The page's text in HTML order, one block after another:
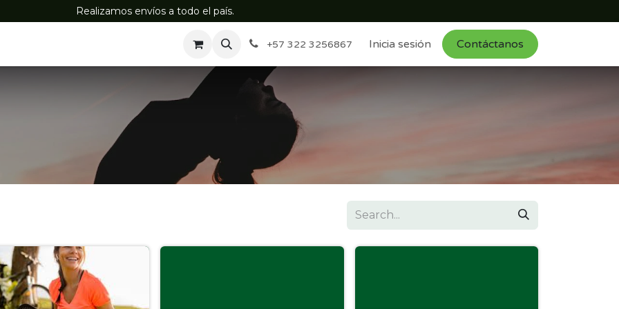
Realizamos envíos a todo el país.
+57 322 3256867 Inicia sesión Contáctanos